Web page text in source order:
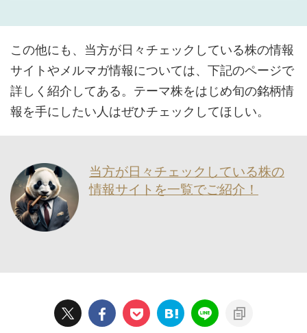
この他にも、当方が日々チェックしている株の情報
サイトやメルマガ情報については、下記のページで
詳しく紹介してある。テーマ株をはじめ旬の銘柄情
報を手にしたい人はぜひチェックしてほしい。
当方が日々チェックしている株の
情報サイトを一覧でご紹介！